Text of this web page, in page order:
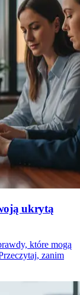
ukrytą
które mogą
zanim